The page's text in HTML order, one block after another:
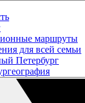
маршруты
для всей семьи
Петербург